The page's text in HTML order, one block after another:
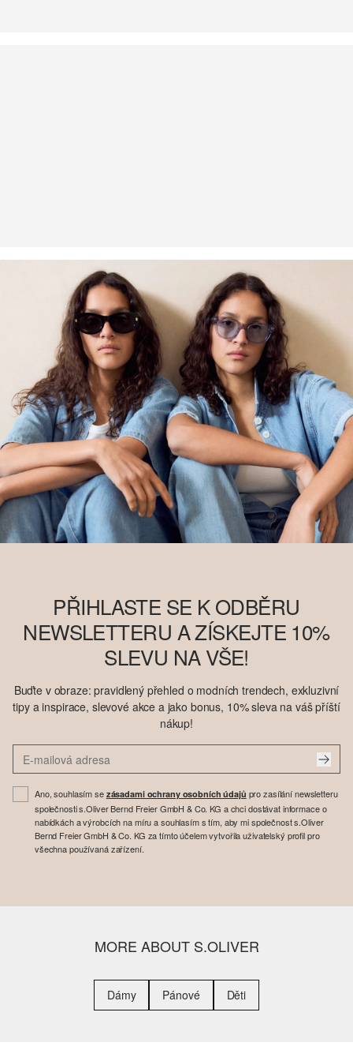
PŘIHLASTE SE K ODBĚRU
NEWSLETTERU A ZÍSKEJTE 10%
SLEVU NA VŠE!
Buďte v obraze: pravidlený přehled o modních trendech, exkluzivní
tipy a inspirace, slevové akce a jako bonus, 10% sleva na váš příští
nákup!
Ano, souhlasím se zásadami ochrany osobních údajů pro zasílání newsletteru
společnosti s.Oliver Bernd Freier GmbH & Co. KG a chci dostávat informace o
nabídkách a výrobcích na míru a souhlasím s tím, aby mi společnost s.Oliver
Bernd Freier GmbH & Co. KG za tímto účelem vytvořila uživatelský profil pro
všechna používaná zařízení.
MORE ABOUT S.OLIVER
Dámy Pánové Děti